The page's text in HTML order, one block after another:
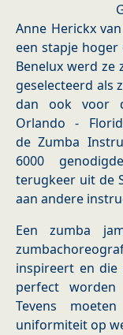
Anne Herickx
een stapje hoger
Benelux werd ze
geselecteerd als
dan ook voor
Orlando -
de Zumba
6000
terugkeer uit de
aan andere
Een zumba
inspireert en
perfect worden
Tevens
uniformiteit op